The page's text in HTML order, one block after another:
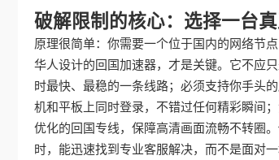
破解限制的核心：选择一台
原理很简单：你需要一个位于国内的网络节
华人设计的回国加速器，才是关键。它不应
时最快、最稳的一条线路；必须支持你手头
机和平板上同时登录，不错过任何精彩瞬间
优化的回国专线，保障高清画面流畅不转圈
时，能迅速找到专业客服解决，而不是面对